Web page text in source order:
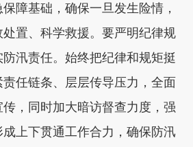
障基础，确保一旦发生险情，
置、科学救援。要严明纪律规
汛责任。始终把纪律和规矩挺
任链条、层层传导压力，全面
，同时加大暗访督查力度，强
上下贯通工作合力，确保防汛